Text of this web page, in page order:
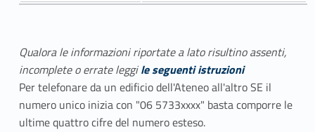
Qualora le informazioni riportate a lato risultino assenti,
incomplete o errate leggile seguenti istruzioni
Per telefonare da un edificio dell'Ateneo all'altro SE il
numero unico inizia con "06 5733xxxx" basta comporre le
ultime quattro cifre del numero esteso.